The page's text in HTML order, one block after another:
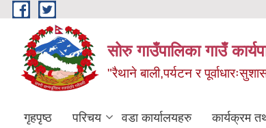
Skip to main content
सोरु गाउँपालिका गाउँ
"रैथाने बाली,पर्यटन र
गृहपृष्ठ परिचय वडा कार्यालयहरु कार्यक्रम